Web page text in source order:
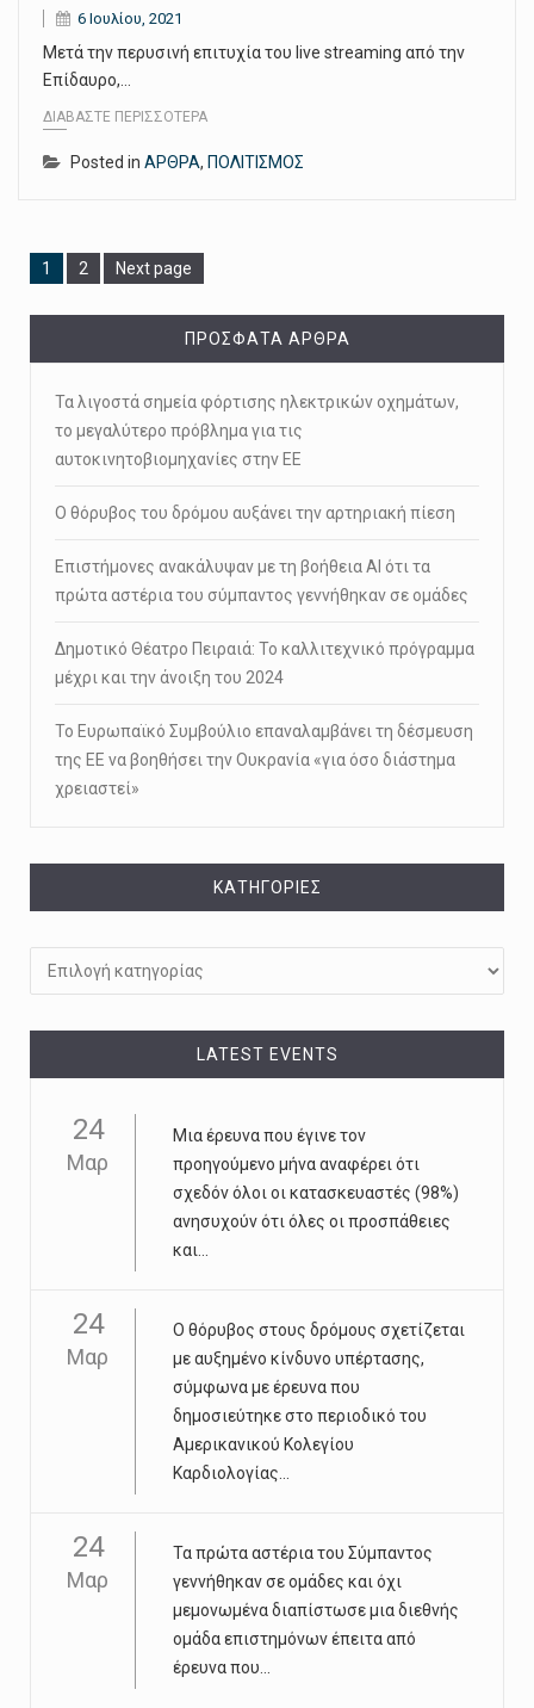
6 Ιουλίου, 2021
Μετά την περυσινή επιτυχία του live streaming από την
Επίδαυρο,…
ΔΙΑΒΆΣΤΕ ΠΕΡΙΣΣΌΤΕΡΑ
Posted in ΑΡΘΡΑ, ΠΟΛΙΤΙΣΜΟΣ
Page
1 Page
2 Next page
ΠΡΌΣΦΑΤΑ ΆΡΘΡΑ
Τα λιγοστά σημεία φόρτισης ηλεκτρικών οχημάτων,
το μεγαλύτερο πρόβλημα για τις
αυτοκινητοβιομηχανίες στην ΕΕ
Ο θόρυβος του δρόμου αυξάνει την αρτηριακή πίεση
Επιστήμονες ανακάλυψαν με τη βοήθεια ΑΙ ότι τα
πρώτα αστέρια του σύμπαντος γεννήθηκαν σε ομάδες
Δημοτικό Θέατρο Πειραιά: Το καλλιτεχνικό πρόγραμμα
μέχρι και την άνοιξη του 2024
Το Ευρωπαϊκό Συμβούλιο επαναλαμβάνει τη δέσμευση
της ΕΕ να βοηθήσει την Ουκρανία «για όσο διάστημα
χρειαστεί»
KΑΤΗΓΟΡΊΕΣ
LATEST EVENTS
24
Μαρ
Μια έρευνα που έγινε τον
προηγούμενο μήνα αναφέρει ότι
σχεδόν όλοι οι κατασκευαστές (98%)
ανησυχούν ότι όλες οι προσπάθειες
και...
24
Μαρ
Ο θόρυβος στους δρόμους σχετίζεται
με αυξημένο κίνδυνο υπέρτασης,
σύμφωνα με έρευνα που
δημοσιεύτηκε στο περιοδικό του
Αμερικανικού Κολεγίου
Καρδιολογίας...
24
Μαρ
Τα πρώτα αστέρια του Σύμπαντος
γεννήθηκαν σε ομάδες και όχι
μεμονωμένα διαπίστωσε μια διεθνής
ομάδα επιστημόνων έπειτα από
έρευνα που...